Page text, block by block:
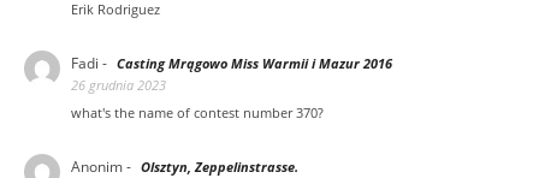
Erik Rodriguez
Fadi - Casting Mrągowo Miss Warmii i Mazur 2016
26 grudnia 2023
what's the name of contest number 370?
Anonim- Olsztyn, Zeppelinstrasse.